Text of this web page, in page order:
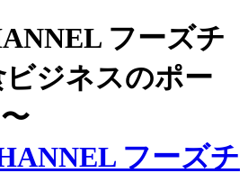
フーズチ
ジネスのポー